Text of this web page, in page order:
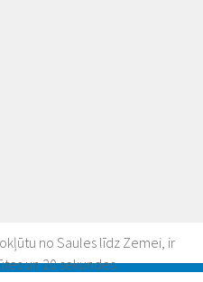
no Saules līdz Zemei, ir
un 20 sekundes.